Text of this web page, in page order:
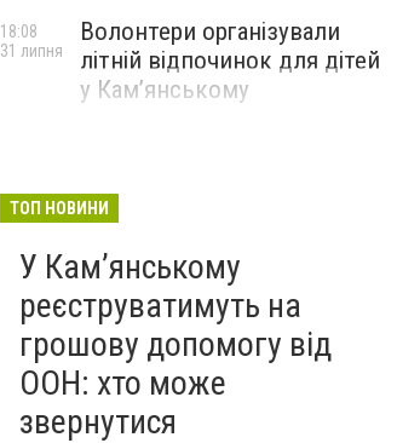
Волонтери організували
літній відпочинок для дітей
у Кам’янському
18:08
31 липня
ТОП НОВИНИ
У Кам’янському
реєструватимуть на
грошову допомогу від
ООН: хто може
звернутися